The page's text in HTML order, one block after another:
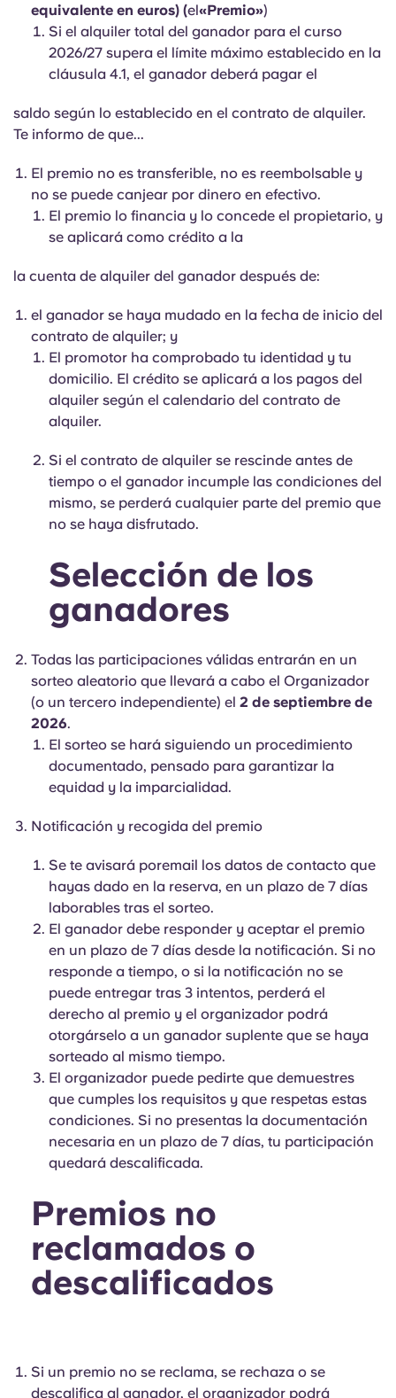
equivalente en euros) (el«Premio»)
Si el alquiler total del ganador para el curso
2026/27 supera el límite máximo establecido en la
cláusula 4.1, el ganador deberá pagar el
saldo según lo establecido en el contrato de alquiler.
Te informo de que...
El premio no es transferible, no es reembolsable y
no se puede canjear por dinero en efectivo.
El premio lo financia y lo concede el propietario, y
se aplicará como crédito a la
la cuenta de alquiler del ganador después de:
el ganador se haya mudado en la fecha de inicio del
contrato de alquiler; y
El promotor ha comprobado tu identidad y tu
domicilio. El crédito se aplicará a los pagos del
alquiler según el calendario del contrato de
alquiler.
Si el contrato de alquiler se rescinde antes de
tiempo o el ganador incumple las condiciones del
mismo, se perderá cualquier parte del premio que
no se haya disfrutado.
Selección de los
ganadores
Todas las participaciones válidas entrarán en un
sorteo aleatorio que llevará a cabo el Organizador
(o un tercero independiente) el 2 de septiembre de
2026.
El sorteo se hará siguiendo un procedimiento
documentado, pensado para garantizar la
equidad y la imparcialidad.
Notificación y recogida del premio
Se te avisará poremail los datos de contacto que
hayas dado en la reserva, en un plazo de 7 días
laborables tras el sorteo.
El ganador debe responder y aceptar el premio
en un plazo de 7 días desde la notificación. Si no
responde a tiempo, o si la notificación no se
puede entregar tras 3 intentos, perderá el
derecho al premio y el organizador podrá
otorgárselo a un ganador suplente que se haya
sorteado al mismo tiempo.
El organizador puede pedirte que demuestres
que cumples los requisitos y que respetas estas
condiciones. Si no presentas la documentación
necesaria en un plazo de 7 días, tu participación
quedará descalificada.
Premios no
reclamados o
descalificados
Si un premio no se reclama, se rechaza o se
descalifica al ganador, el organizador podrá